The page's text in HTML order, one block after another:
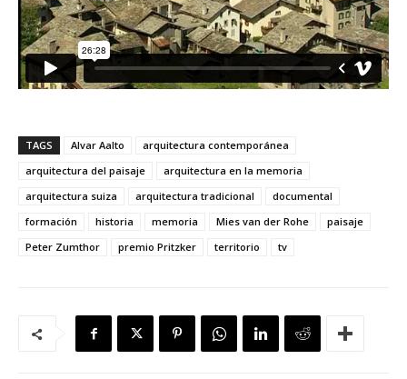
TAGS Alvar Aalto
arquitectura contemporánea
arquitectura del paisaje
arquitectura en la memoria
arquitectura suiza
arquitectura tradicional
documental
formación
historia memoria Mies van der Rohe
paisaje
Peter Zumthor
premio Pritzker territorio tv